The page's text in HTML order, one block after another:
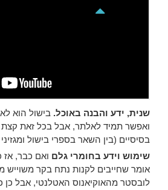
שנית, ידע והבנה באוכל. בישול הוא
ואפשר תמיד לאלתר, אבל בכל זאת קצת
בסיסיים (בין השאר בספרי בישול
שימוש וידע בחומרי גלם ואם כבר, אז
אומר שחייבים לקנות נתח בקר משוייש
לובסטר מהאוקיאנוס האטלנטי, אבל כן